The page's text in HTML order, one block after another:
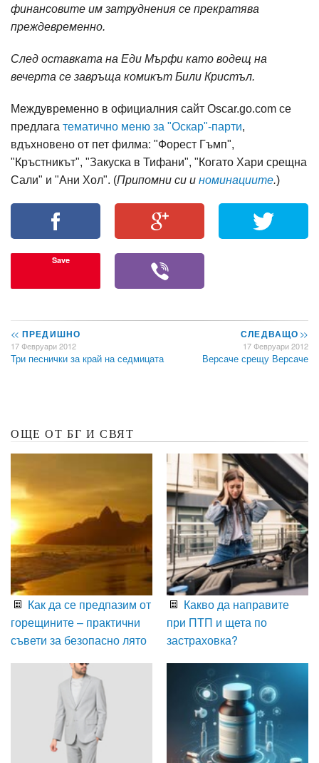
финансовите им затруднения се прекратява
преждевременно.
След оставката на Еди Мърфи като водещ на
вечерта се завръща комикът Били Кристъл.
Междувременно в официалния сайт Oscar.go.com се
предлага тематично меню за "Оскар"-парти,
вдъхновено от пет филма: "Форест Гъмп",
"Кръстникът", "Закуска в Тифани", "Когато Хари срещна
Сали" и "Ани Хол". (Припомни си и номинациите.)
Save
<< ПРЕДИШНО
17 Февруари 2012
Три песнички за край на седмицата
СЛЕДВАЩО>>
17 Февруари 2012
Версаче срещу Версаче
ОЩЕ ОТ БГ И СВЯТ
Как да се предпазим от
горещините – практични
съвети за безопасно лято
Какво да направите
при ПТП и щета по
застраховка?